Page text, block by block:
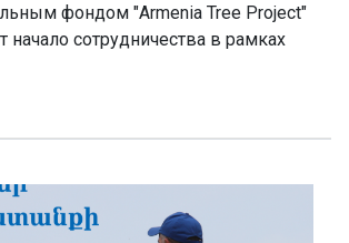
фондом "Armenia Tree Project"
начало сотрудничества в рамках